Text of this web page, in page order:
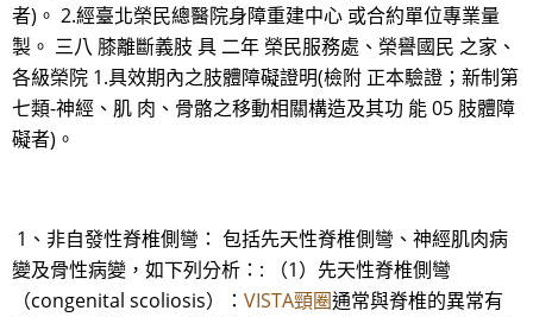
者)。 2.經臺北榮民總醫院身障重建中心 或合約單位專業量
製。 三八 膝離斷義肢 具 二年 榮民服務處、榮譽國民 之家、
各級榮院 1.具效期內之肢體障礙證明(檢附 正本驗證；新制第
七類-神經、肌 肉、骨骼之移動相關構造及其功 能 05 肢體障
礙者)。
1、非自發性脊椎側彎： 包括先天性脊椎側彎、神經肌肉病
變及骨性病變，如下列分析：: （1）先天性脊椎側彎
（congenital scoliosis）： VISTA頸圈通常與脊椎的異常有